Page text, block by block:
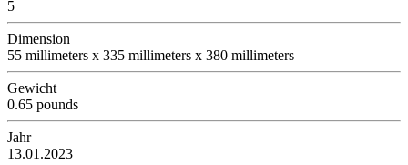
5
Dimension
55 millimeters x 335 millimeters x 380 millimeters
Gewicht
0.65 pounds
Jahr
13.01.2023